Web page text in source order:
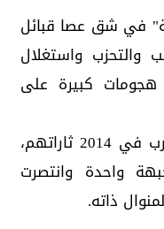
في شق عصا قبائل
والتحزب واستغلال
كبيرة على
وهذا يذكرنا كيف نسي أهل مأرب في 2014 ثاراتهم،
واحدة وانتصرت
ذاته.